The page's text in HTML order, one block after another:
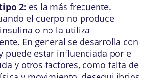
2: es la más frecuente.
el cuerpo no produce
o no la utiliza
En general se desarrolla con
puede estar influenciada por el
y otros factores, como falta de